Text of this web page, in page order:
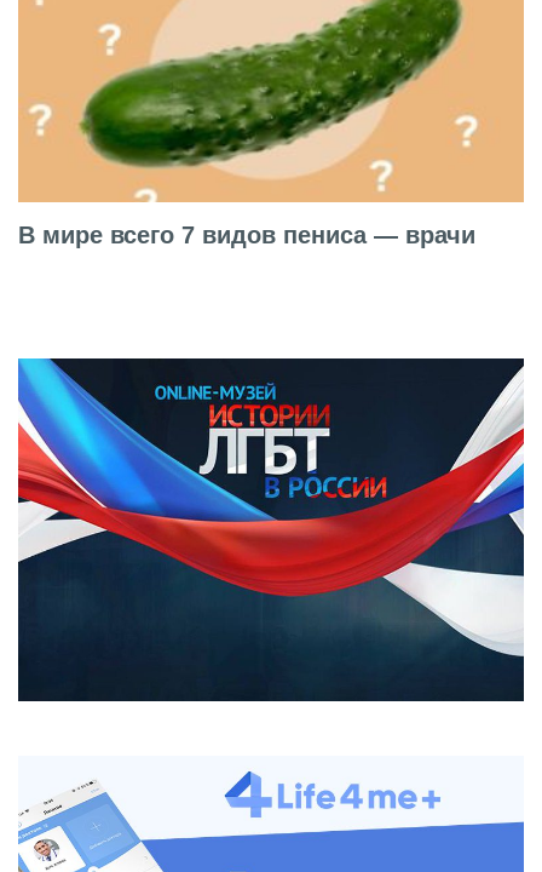
В мире всего 7 видов пениса — врачи